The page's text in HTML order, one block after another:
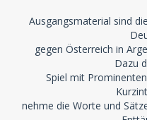
Ausgangsmaterial sind
gegen Österreich in
Dazu
Spiel mit
nehme die Worte und